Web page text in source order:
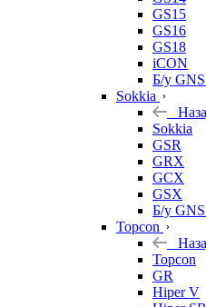
GS15
GS16
GS18
iCON
Б/у
Sokkia
Sokkia
GSR
GRX
GCX
GSX
Б/у
Topcon
Topcon
GR
Hiper V